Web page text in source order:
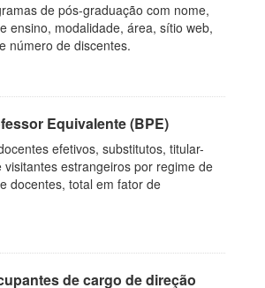
de pós-graduação com nome,
ensino, modalidade, área, sítio web,
número de discentes.
Equivalente (BPE)
efetivos, substitutos, titular-
visitantes estrangeiros por regime de
docentes, total em fator de
de cargo de direção